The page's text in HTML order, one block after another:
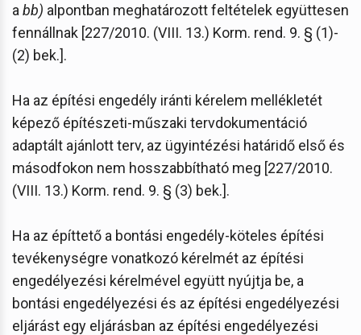
a bb) alpontban meghatározott feltételek együttesen
fennállnak [227/2010. (VIII. 13.) Korm. rend. 9. § (1)-
(2) bek.].
Ha az építési engedély iránti kérelem mellékletét
képező építészeti-műszaki tervdokumentáció
adaptált ajánlott terv, az ügyintézési határidő első és
másodfokon nem hosszabbítható meg [227/2010.
(VIII. 13.) Korm. rend. 9. § (3) bek.].
Ha az építtető a bontási engedély-köteles építési
tevékenységre vonatkozó kérelmét az építési
engedélyezési kérelmével együtt nyújtja be, a
bontási engedélyezési és az építési engedélyezési
eljárást egy eljárásban az építési engedélyezési